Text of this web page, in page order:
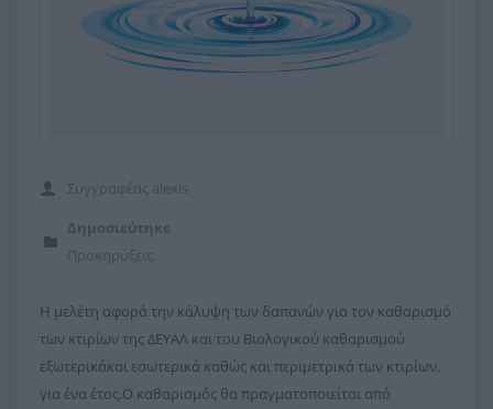
Προμήθειες
Προσκλήσεις
Συγγραφέας alexis
Δημοσιεύτηκε
Προκηρύξεις
Η μελέτη αφορά την κάλυψη των δαπανών για τον καθαρισμό
των κτιρίων της ΔΕΥΑΛ και του Βιολογικού καθαρισμού
εξωτερικάκαι εσωτερικά καθώς και περιμετρικά των κτιρίων,
για ένα έτος.Ο καθαρισμός θα πραγματοποιείται από